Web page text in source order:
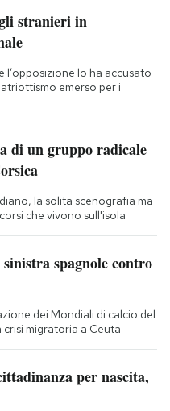
stranieri in
l’opposizione lo ha accusato
emerso per i
di un gruppo radicale
la solita scenografia ma
che vivono sull'isola
sinistra spagnole contro
dei Mondiali di calcio del
migratoria a Ceuta
per nascita,